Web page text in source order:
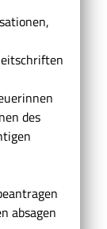
des
absagen